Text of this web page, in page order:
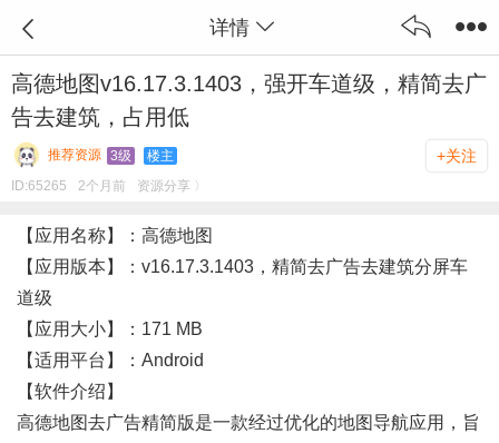
详情
高德地图v16.17.3.1403，强开车道级，精简去广
告去建筑，占用低
+关注
推荐资源 3级
楼主
ID:65265 2个月前 资源分享 〉
【应用名称】：高德地图
【应用版本】：v16.17.3.1403，精简去广告去建筑分屏车
道级
【应用大小】：171 MB
【适用平台】：Android
️【软件介绍】
高德地图去广告精简版是一款经过优化的地图导航应用，旨